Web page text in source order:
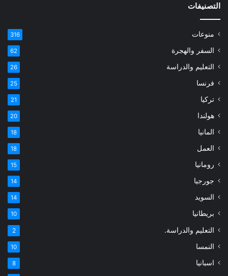
التصنيفات
منوعات 316
السفر والهجرة 62
التعليم والدراسة 26
فرنسا 25
تركيا 21
هولندا 20
المانيا 18
العمل 18
رومانيا 15
جورجيا 14
السويد 14
بريطانيا 10
التعليم والدراسة. 2
النمسا 10
اسبانيا 8